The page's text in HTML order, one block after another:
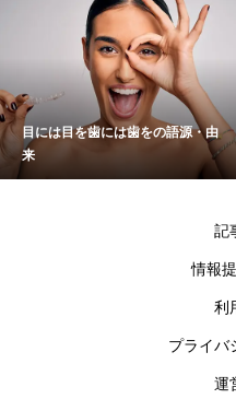
目には目を歯には歯をの語源・由
来
記
情報
利
プライバ
運